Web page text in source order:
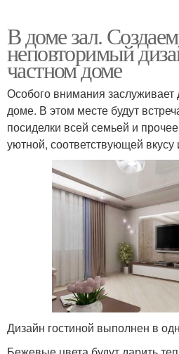
В доме зал. Создаем
неповторимый
частном доме
Особого внимания заслуживает
доме. В этом месте будут
посиделки всей семьей и
уютной, соответствующей
Дизайн гостиной выполнен в